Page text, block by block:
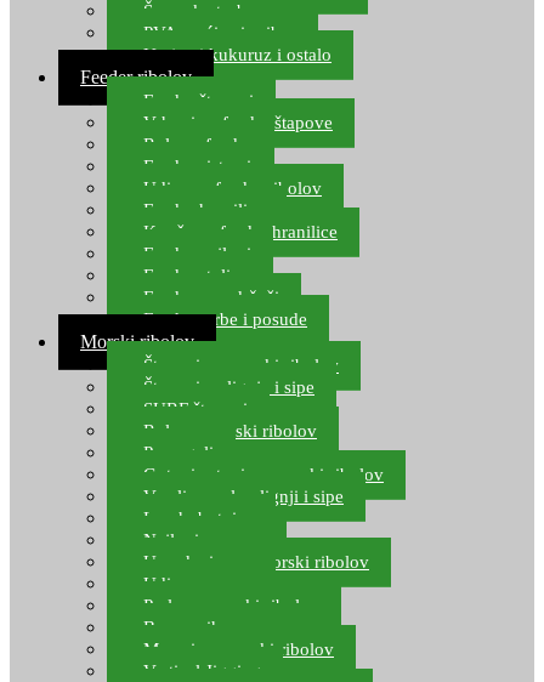
Šaranske torbe
PVA vrećice i pribor
Umjetni kukuruz i ostalo
Feeder ribolov
Feeder štapovi
Vrhovi za feeder štapove
Role za feeder
Feeder sistemi
Udice za feeder ribolov
Feeder hranilice
Kopče za feeder hranilice
Feeder najloni
Feeder stolice
Feeder arm držači
Feeder torbe i posude
Morski ribolov
Štapovi za morski ribolov
Štapovi za lignje i sipe
SURF štapovi
Role za morski ribolov
Parangali
Gotovi setovi za morski ribolov
Varalice za lov lignji i sipe
Lov hobotnice
Najloni za more
Upredenice za morski ribolov
Udice za more
Perle za morski ribolov
Brum prihrana za more
Mamci za morski ribolov
Vertical Jigging